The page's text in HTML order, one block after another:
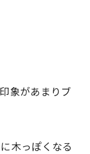
象があまりブ
木っぽくなる